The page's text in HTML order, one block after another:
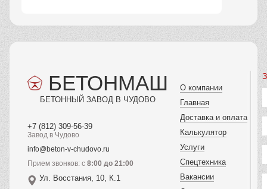
БЕТОНМАШ
БЕТОННЫЙ ЗАВОД В ЧУДОВО
+7 (812) 309-56-39
Завод в Чудово
info@beton-v-chudovo.ru
Прием звонков: с 8:00 до 21:00
Ул. Восстания, 10, К.1
О компании
Главная
Доставка и оплата
Калькулятор
Услуги
Спецтехника
Вакансии